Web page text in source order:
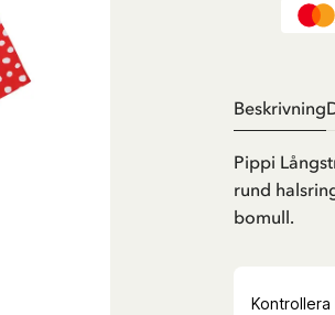
Beskrivning
Pippi
rund
bomull.